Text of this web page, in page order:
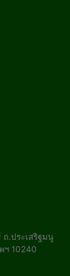
.ประเสริฐมนู
ฯ 10240